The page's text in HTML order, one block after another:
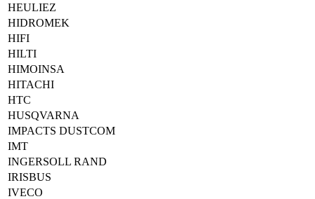
HEULIEZ
HIDROMEK
HIFI
HILTI
HIMOINSA
HITACHI
HTC
HUSQVARNA
IMPACTS DUSTCOM
IMT
INGERSOLL RAND
IRISBUS
IVECO